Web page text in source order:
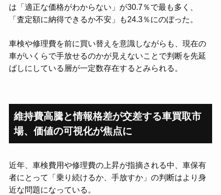
は「適正な価格がわからない」が30.7％で最も多く、
「査定額に納得できるか不安」も24.3％にのぼった。
車検や修理費を前に買い替えを意識しながらも、現在の
車がいくらで手放せるのかが見えないことで判断を先延
ばしにしている層が一定数存在するとみられる。
維持費高騰と情報格差が交差する車買取市
場、価値の可視化が焦点に
近年、車検費用や修理費の上昇が指摘される中、車保有
者にとって「乗り続けるか、手放すか」の判断はより身
近な問題になっている。